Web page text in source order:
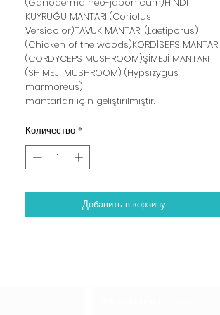
KUYRUĞU MANTARI (Coriolus
Versicolor)TAVUK MANTARI (Laetiporus)
(Chicken of the woods)KORDİSEPS MANTARI
(CORDYCEPS MUSHROOM)ŞİMEJİ MANTARI
(SHİMEJİ MUSHROOM) (Hypsizygus
marmoreus)
mantarları için geliştirilmiştir.
Количество *
Добавить в корзину